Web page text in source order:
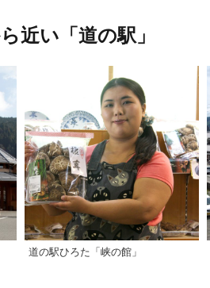
近い「道の駅」
道の駅ひろた「峡の館」